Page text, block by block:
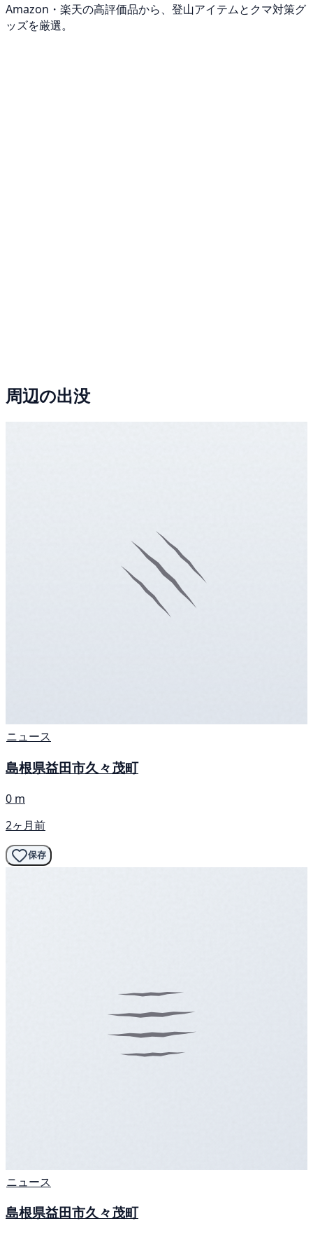
Amazon・楽天の高評価品から、登山アイテムとクマ対策グ
ッズを厳選。
周辺の出没
ニュース
島根県益田市久々茂町
0 m
2ヶ月前
保存
ニュース
島根県益田市久々茂町